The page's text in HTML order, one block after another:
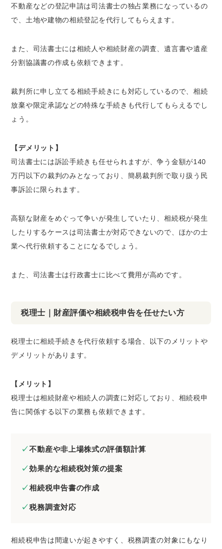
不動産などの登記申請は司法書士の独占業務になっているの
で、土地や建物の相続登記を代行してもらえます。
また、司法書士には相続人や相続財産の調査、遺言書や遺産
分割協議書の作成も依頼できます。
裁判所に申し立てる相続手続きにも対応しているので、相続
放棄や限定承認などの特殊な手続きも代行してもらえるでし
ょう。
【デメリット】
司法書士には訴訟手続きも任せられますが、争う金額が140
万円以下の裁判のみとなっており、簡易裁判所で取り扱う民
事訴訟に限られます。
高額な財産をめぐって争いが発生していたり、相続税が発生
したりするケースは司法書士が対応できないので、ほかの士
業へ代行依頼することになるでしょう。
また、司法書士は行政書士に比べて費用が高めです。
税理士｜財産評価や相続税申告を任せたい方
税理士に相続手続きを代行依頼する場合、以下のメリットや
デメリットがあります。
【メリット】
税理士は相続財産や相続人の調査に対応しており、相続税申
告に関係する以下の業務も依頼できます。
不動産や非上場株式の評価額計算
効果的な相続税対策の提案
相続税申告書の作成
税務調査対応
相続税申告は間違いが起きやすく、税務調査の対象にもなり